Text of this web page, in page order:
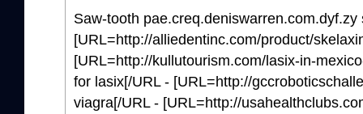
Saw-tooth pae.creq.deniswarren.com.dyf.zy
[URL=http://alliedentinc.com/product/
[URL=http://kullutourism.com/lasix-in-
for lasix[/URL - [URL=http://
viagra[/URL - [URL=http://